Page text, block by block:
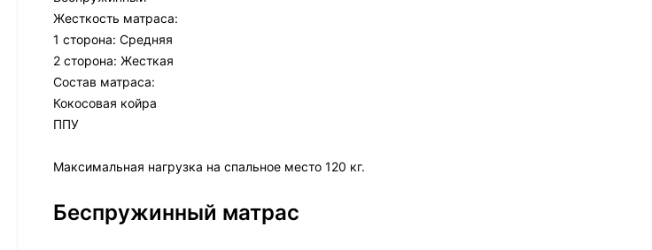
Жесткость матраса:
1 сторона: Средняя
2 сторона: Жесткая
Состав матраса:
Кокосовая койра
ППУ
Максимальная нагрузка на спальное место 120 кг.
Беспружинный матрас